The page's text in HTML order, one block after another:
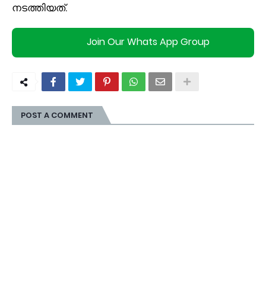
നടത്തിയത്.
Join Our Whats App Group
POST A COMMENT